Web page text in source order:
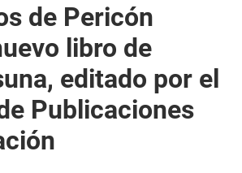
de Pericón
libro de
editado por el
Publicaciones